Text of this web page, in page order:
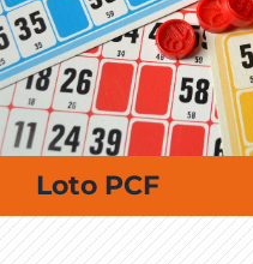
MES SORTIES / MES LOISIRS
Loto PCF